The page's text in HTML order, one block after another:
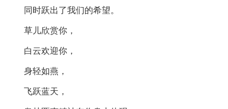
同时跃出了我们的希望。
草儿欣赏你，
白云欢迎你，
身轻如燕，
飞跃蓝天，